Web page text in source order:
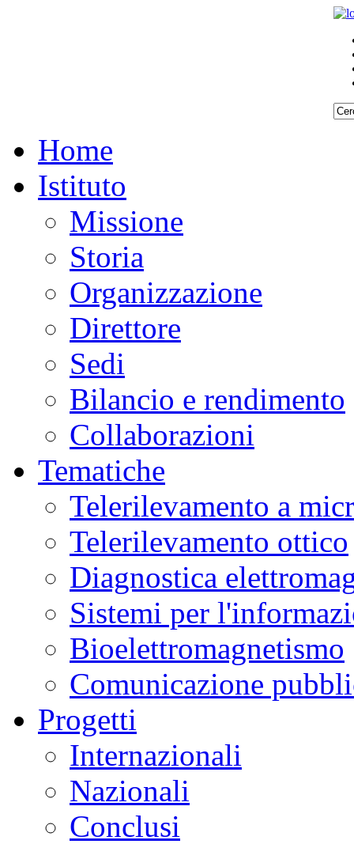
Home
Istituto
Missione
Storia
Organizzazione
Direttore
Sedi
Bilancio e rendimento
Collaborazioni
Tematiche
Telerilevamento a
Telerilevamento ottico
Diagnostica
Sistemi per
Bioelettromagnetismo
Comunicazione
Progetti
Internazionali
Nazionali
Conclusi